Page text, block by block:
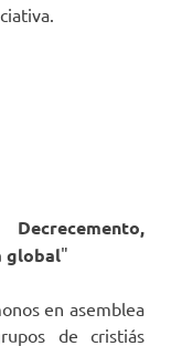
global"
en asemblea
de cristiás